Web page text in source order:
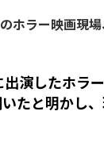
ホラー映画現
演したホラ
たと明かし、